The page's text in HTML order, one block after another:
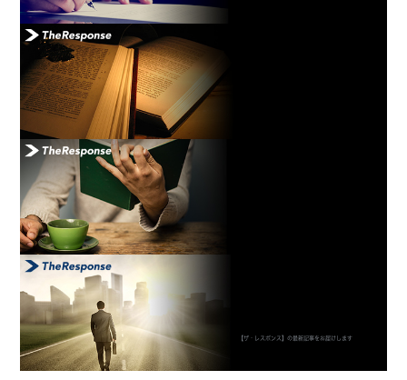
【ザ・レスポンス】の最新記事をお届けします